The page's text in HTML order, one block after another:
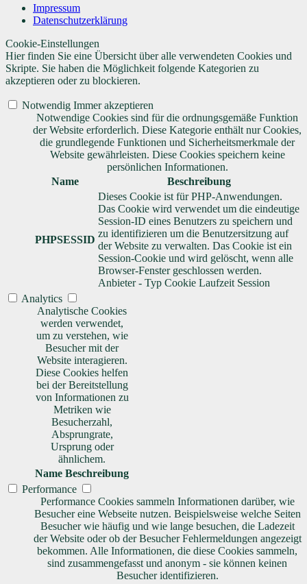
Impressum
Datenschutzerklärung
Cookie-Einstellungen
Hier finden Sie eine Übersicht über alle verwendeten Cookies und
Skripte. Sie haben die Möglichkeit folgende Kategorien zu
akzeptieren oder zu blockieren.
Notwendig Immer akzeptieren
Notwendige Cookies sind für die ordnungsgemäße Funktion
der Website erforderlich. Diese Kategorie enthält nur Cookies,
die grundlegende Funktionen und Sicherheitsmerkmale der
Website gewährleisten. Diese Cookies speichern keine
persönlichen Informationen.
Name
Beschreibung
PHPSESSID
Dieses Cookie ist für PHP-Anwendungen.
Das Cookie wird verwendet um die eindeutige
Session-ID eines Benutzers zu speichern und
zu identifizieren um die Benutzersitzung auf
der Website zu verwalten. Das Cookie ist ein
Session-Cookie und wird gelöscht, wenn alle
Browser-Fenster geschlossen werden.
Anbieter - Typ Cookie Laufzeit Session
Analytics
Analytische Cookies
werden verwendet,
um zu verstehen, wie
Besucher mit der
Website interagieren.
Diese Cookies helfen
bei der Bereitstellung
von Informationen zu
Metriken wie
Besucherzahl,
Absprungrate,
Ursprung oder
ähnlichem.
Name Beschreibung
Performance
Performance Cookies sammeln Informationen darüber, wie
Besucher eine Webseite nutzen. Beispielsweise welche Seiten
Besucher wie häufig und wie lange besuchen, die Ladezeit
der Website oder ob der Besucher Fehlermeldungen angezeigt
bekommen. Alle Informationen, die diese Cookies sammeln,
sind zusammengefasst und anonym - sie können keinen
Besucher identifizieren.